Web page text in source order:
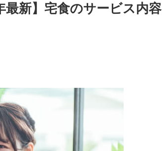
新】宅食のサービス内容